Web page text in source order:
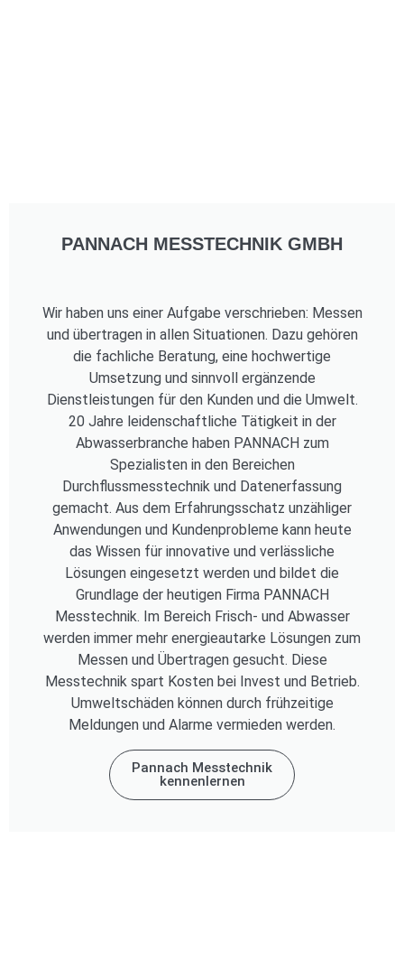
PANNACH MESSTECHNIK GMBH
Wir haben uns einer Aufgabe verschrieben: Messen
und übertragen in allen Situationen. Dazu gehören
die fachliche Beratung, eine hochwertige
Umsetzung und sinnvoll ergänzende
Dienstleistungen für den Kunden und die Umwelt.
20 Jahre leidenschaftliche Tätigkeit in der
Abwasserbranche haben PANNACH zum
Spezialisten in den Bereichen
Durchflussmesstechnik und Datenerfassung
gemacht. Aus dem Erfahrungsschatz unzähliger
Anwendungen und Kundenprobleme kann heute
das Wissen für innovative und verlässliche
Lösungen eingesetzt werden und bildet die
Grundlage der heutigen Firma PANNACH
Messtechnik. Im Bereich Frisch- und Abwasser
werden immer mehr energieautarke Lösungen zum
Messen und Übertragen gesucht. Diese
Messtechnik spart Kosten bei Invest und Betrieb.
Umweltschäden können durch frühzeitige
Meldungen und Alarme vermieden werden.
Pannach Messtechnik
kennenlernen